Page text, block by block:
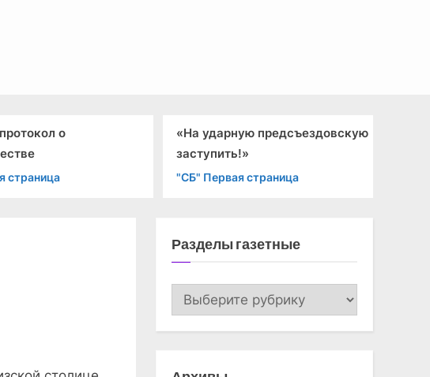
о
страница
«На ударную предсъездовскую
заступить!»
"СБ" Первая страница
Разделы газетные
Разделы
газетные